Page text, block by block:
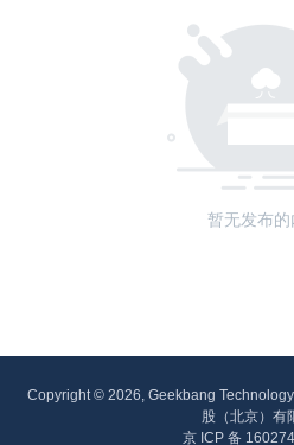
暂无发布的
Copyright © 2026, Geekbang
股（北京）有
京 ICP 备